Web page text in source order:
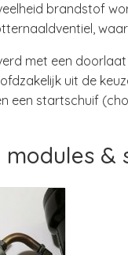
brandstof
met een
uit de
een startschuif
&